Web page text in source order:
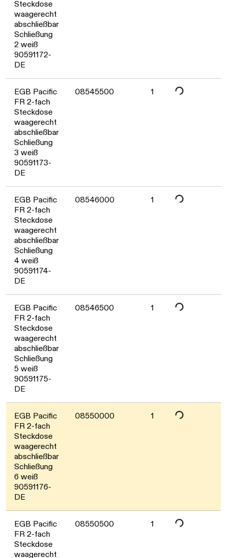
Steckdose
waagerecht
abschließbar
Schließung
2 weiß
90591172-
DE
EGB Pacific
FR 2-fach
Steckdose
waagerecht
abschließbar
Schließung
3 weiß
90591173-
DE
08545500 1
EGB Pacific
FR 2-fach
Steckdose
waagerecht
abschließbar
Schließung
4 weiß
90591174-
DE
08546000 1
EGB Pacific
FR 2-fach
Steckdose
waagerecht
abschließbar
Schließung
5 weiß
90591175-
DE
08546500 1
EGB Pacific
FR 2-fach
Steckdose
waagerecht
abschließbar
Schließung
6 weiß
90591176-
DE
08550000 1
EGB Pacific
FR 2-fach
Steckdose
waagerecht
08550500 1